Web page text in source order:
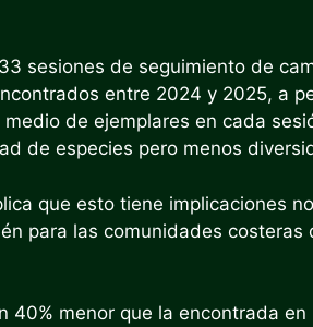
sesiones de seguimiento de
entre 2024 y 2025, a
de ejemplares en cada
de especies pero menos
que esto tiene implicaciones
para las comunidades
40% menor que la encontrada